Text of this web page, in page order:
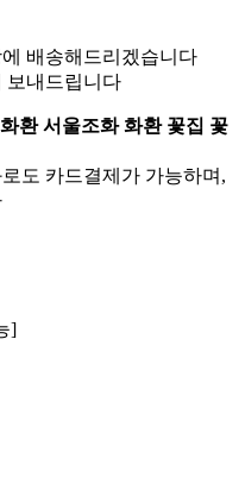
배송해드리겠습니다
보내드립니다
환 서울조화 화환 꽃집 꽃
도 카드결제가 가능하며,
]